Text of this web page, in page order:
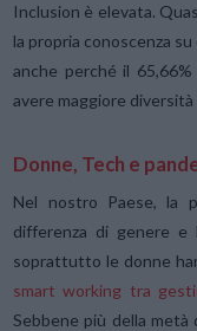
Inclusion è elevata.
la propria conoscenza
anche perché il
avere maggiore
Donne, Tech e
Nel nostro Paese, la
differenza di genere
soprattutto le donne
smart working tra
Sebbene più della